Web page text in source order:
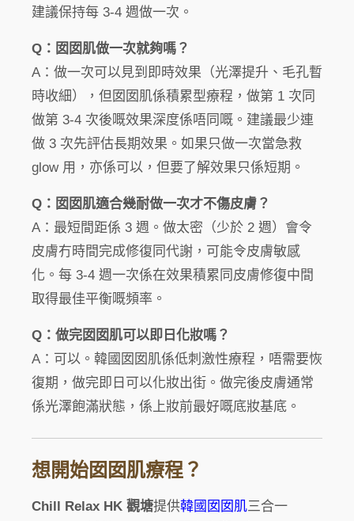
建議保持每 3-4 週做一次。
Q：囡囡肌做一次就夠嗎？
A：做一次可以見到即時效果（光澤提升、毛孔暫
時收細），但囡囡肌係積累型療程，做第 1 次同
做第 3-4 次後嘅效果深度係唔同嘅。建議最少連
做 3 次先評估長期效果。如果只做一次當急救
glow 用，亦係可以，但要了解效果只係短期。
Q：囡囡肌適合幾耐做一次才不傷皮膚？
A：最短間距係 3 週。做太密（少於 2 週）會令
皮膚冇時間完成修復同代謝，可能令皮膚敏感
化。每 3-4 週一次係在效果積累同皮膚修復中間
取得最佳平衡嘅頻率。
Q：做完囡囡肌可以即日化妝嗎？
A：可以。韓國囡囡肌係低刺激性療程，唔需要恢
復期，做完即日可以化妝出街。做完後皮膚通常
係光澤飽滿狀態，係上妝前最好嘅底妝基底。
想開始囡囡肌療程？
Chill Relax HK 觀塘提供韓國囡囡肌三合一